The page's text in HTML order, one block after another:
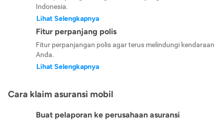
Indonesia.
Lihat Selengkapnya
Fitur perpanjang polis
Fitur perpanjangan polis agar terus melindungi kendaraan
Anda.
Lihat Selengkapnya
Cara klaim asuransi mobil
Buat pelaporan ke perusahaan asuransi